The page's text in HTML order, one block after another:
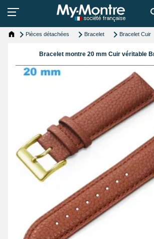
Pièces détachées Bracelet Bracelet Cuir
Bracelet montre 20 mm Cuir véritable